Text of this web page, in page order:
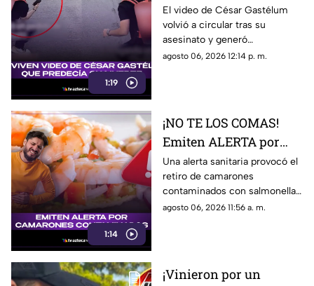
1:19
Gastélum que predecía
las circunstancias de
su MUERTE (+VIDEO)
El video de César Gastélum
volvió a circular tras su
asesinato y generó
especulaciones entre usuarios,
agosto 06, 2026 12:14 p. m.
1:14
¡NO TE LOS COMAS!
Emiten ALERTA por
camarones
CONTAMINADOS por
peligrosa bacteria ¿hay
riesgo para Veracruz?
Una alerta sanitaria provocó el
retiro de camarones
contaminados con salmonella
en España; la alerta sanitaria
agosto 06, 2026 11:56 a. m.
¡Vinieron por un